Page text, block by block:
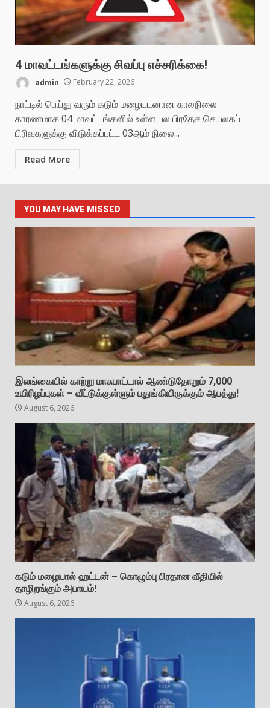
4 மாவட்டங்களுக்கு சிவப்பு எச்சரிக்கை!
admin February 22, 2026
நாட்டில் பெய்து வரும் கடும் மழையுடனான காலநிலை
காரணமாக 04 மாவட்டங்களில் உள்ள பல பிரதேச செயலகப்
பிரிவுகளுக்கு விடுக்கப்பட்ட 03ஆம் நிலை...
Read More
YOU MAY HAVE MISSED
இலங்கையில் காற்று மாசுபாட்டால் ஆண்டுதோறும் 7,000
உயிரிழப்புகள் – வீட்டுக்குள்ளும் பதுங்கியிருக்கும் ஆபத்து!
August 6, 2026
கடும் மழையால் ஹட்டன் – கொழும்பு பிரதான வீதியில்
தாழிறங்கும் அபாயம்!
August 6, 2026